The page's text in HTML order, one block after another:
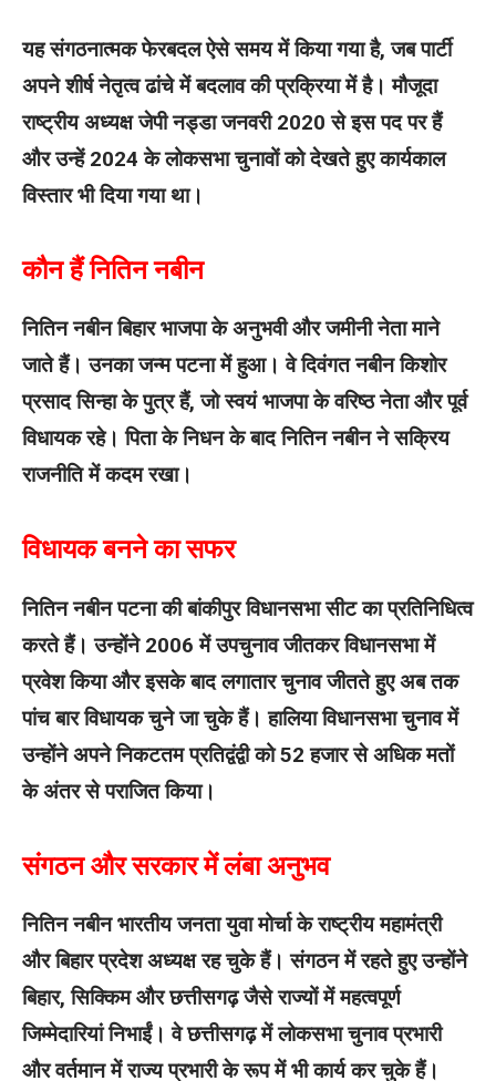
यह संगठनात्मक फेरबदल ऐसे समय में किया गया है, जब पार्टी
अपने शीर्ष नेतृत्व ढांचे में बदलाव की प्रक्रिया में है। मौजूदा
राष्ट्रीय अध्यक्ष जेपी नड्डा जनवरी 2020 से इस पद पर हैं
और उन्हें 2024 के लोकसभा चुनावों को देखते हुए कार्यकाल
विस्तार भी दिया गया था।
कौन हैं नितिन नबीन
नितिन नबीन बिहार भाजपा के अनुभवी और जमीनी नेता माने
जाते हैं। उनका जन्म पटना में हुआ। वे दिवंगत नबीन किशोर
प्रसाद सिन्हा के पुत्र हैं, जो स्वयं भाजपा के वरिष्ठ नेता और पूर्व
विधायक रहे। पिता के निधन के बाद नितिन नबीन ने सक्रिय
राजनीति में कदम रखा।
विधायक बनने का सफर
नितिन नबीन पटना की बांकीपुर विधानसभा सीट का प्रतिनिधित्व
करते हैं। उन्होंने 2006 में उपचुनाव जीतकर विधानसभा में
प्रवेश किया और इसके बाद लगातार चुनाव जीतते हुए अब तक
पांच बार विधायक चुने जा चुके हैं। हालिया विधानसभा चुनाव में
उन्होंने अपने निकटतम प्रतिद्वंद्वी को 52 हजार से अधिक मतों
के अंतर से पराजित किया।
संगठन और सरकार में लंबा अनुभव
नितिन नबीन भारतीय जनता युवा मोर्चा के राष्ट्रीय महामंत्री
और बिहार प्रदेश अध्यक्ष रह चुके हैं। संगठन में रहते हुए उन्होंने
बिहार, सिक्किम और छत्तीसगढ़ जैसे राज्यों में महत्वपूर्ण
जिम्मेदारियां निभाईं। वे छत्तीसगढ़ में लोकसभा चुनाव प्रभारी
और वर्तमान में राज्य प्रभारी के रूप में भी कार्य कर चुके हैं।